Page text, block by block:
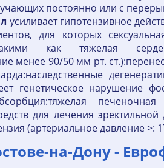
постоянно или с
усиливает гипотензивное
для которых
как тяжелая
менее 90/50 мм рт.
генетическое нарушение
для лечения
(артериальное давление >:
на-Дону -